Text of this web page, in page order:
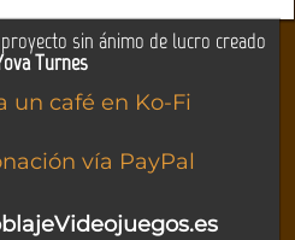
sin ánimo de lucro creado
Turnes
un café en Ko-Fi
vía PayPal